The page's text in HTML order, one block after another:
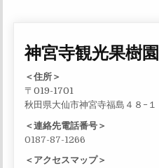
神宮寺観光果樹園
＜住所＞
〒019-1701
秋田県大仙市神宮寺福島４８−１
＜連絡先電話番号＞
0187-87-1266
＜アクセスマップ＞